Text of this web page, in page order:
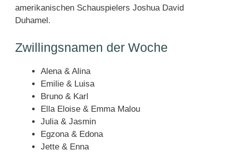
amerikanischen Schauspielers Joshua David
Duhamel.
Zwillingsnamen der Woche
Alena & Alina
Emilie & Luisa
Bruno & Karl
Ella Eloise & Emma Malou
Julia & Jasmin
Egzona & Edona
Jette & Enna